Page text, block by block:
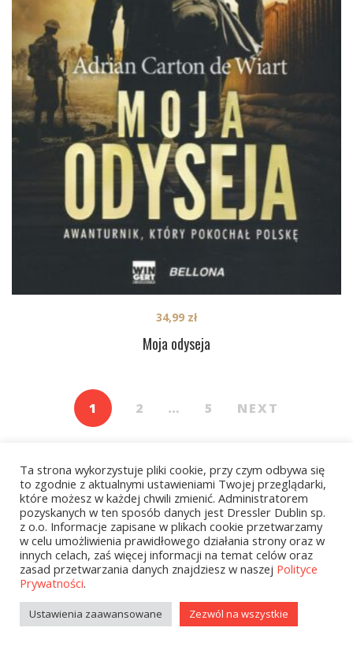
Moja odyseja
34,99 zł
1 2 … 5 NEXT
Kategorie
zobacz wszystkie
Kolekcje Biedronka - 16.03.2026
Ta strona wykorzystuje pliki cookie, przy czym odbywa się
to zgodnie z aktualnymi ustawieniami Twojej przeglądarki,
które możesz w każdej chwili zmienić. Administratorem
pozyskanych w ten sposób danych jest Dressler Dublin sp.
z o.o. Informacje zapisane w plikach cookie przetwarzamy
w celu umożliwienia prawidłowego działania strony oraz w
innych celach, zaś więcej informacji na temat celów oraz
zasad przetwarzania danych znajdziesz w naszej Polityce
Prywatności.
Ustawienia zaawansowane Zezwól na wszystkie